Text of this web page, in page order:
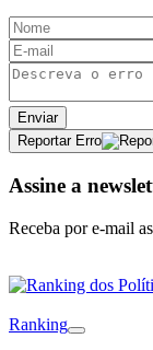
Enviar
Reportar Erro
Assine a
Receba por e-mail
Ranking